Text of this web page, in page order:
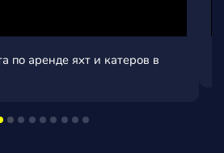
видеостудии в г. Волгоград